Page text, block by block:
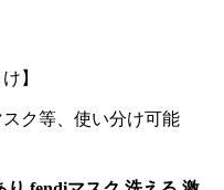
】
ク等、使い分け可能